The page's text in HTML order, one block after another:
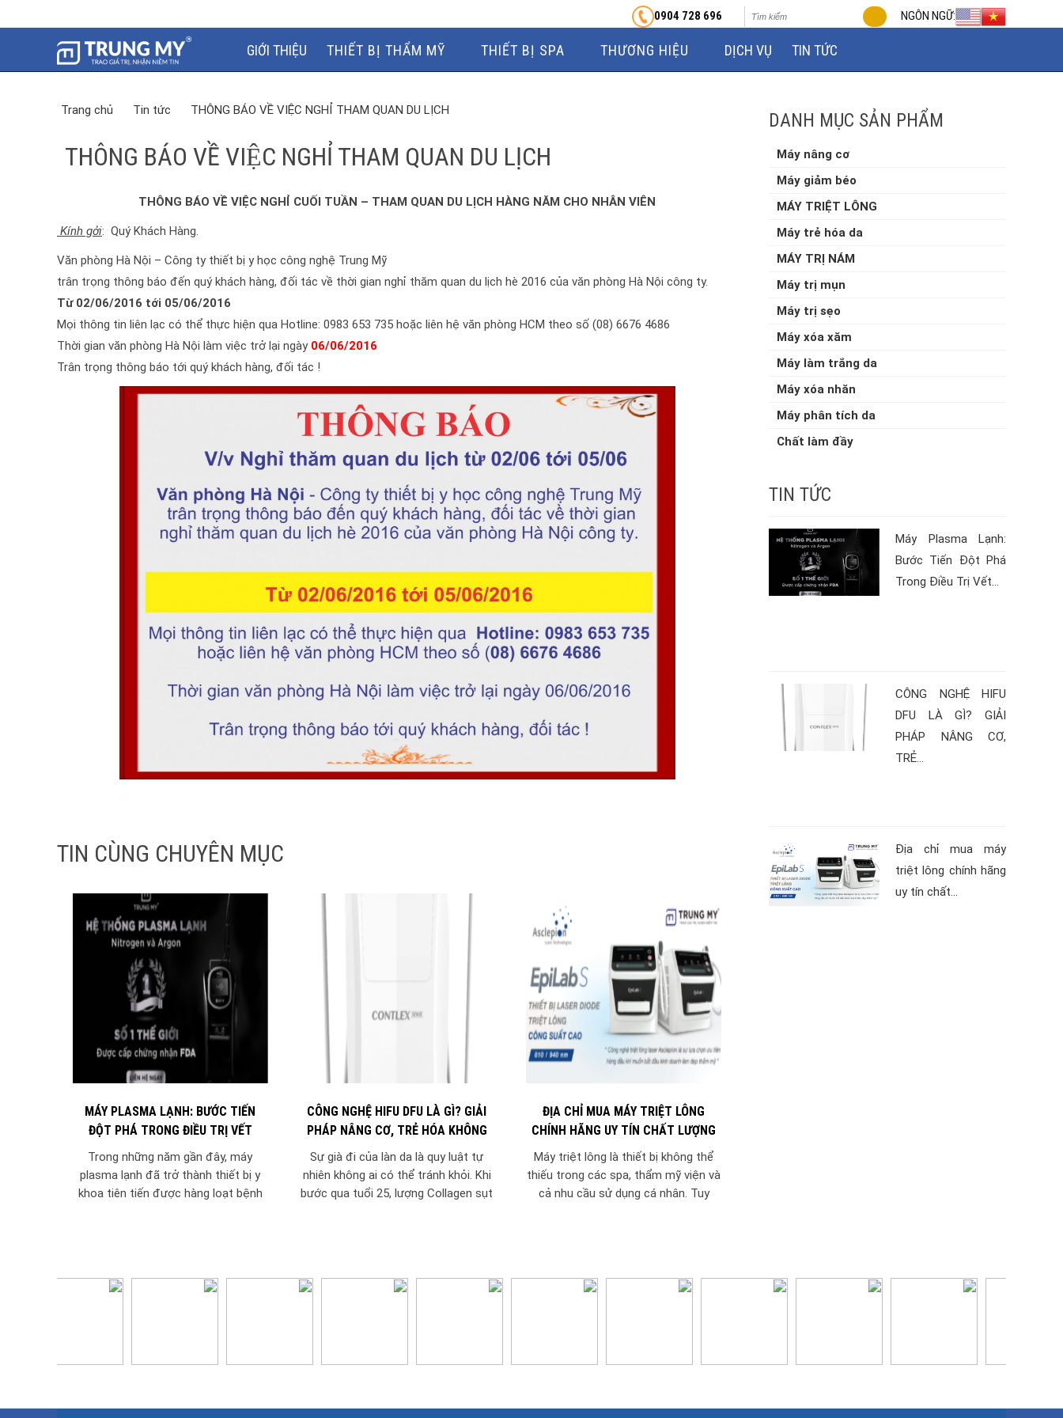
NGÔN NGỮ:
0904 728 696
GIỚI THIỆU THIẾT BỊ THẨM MỸ THIẾT BỊ SPA THƯƠNG HIỆU DỊCH VỤ TIN TỨC
Trang chủ Tin tức THÔNG BÁO VỀ VIỆC NGHỈ THAM QUAN DU LỊCH
THÔNG BÁO VỀ VIỆC NGHỈ THAM QUAN DU LỊCH
THÔNG BÁO VỀ VIỆC NGHỈ CUỐI TUẦN – THAM QUAN DU LỊCH HÀNG NĂM CHO NHÂN VIÊN
Kính gởi: Quý Khách Hàng.
Văn phòng Hà Nội – Công ty thiết bị y học công nghệ Trung Mỹ
trân trọng thông báo đến quý khách hàng, đối tác về thời gian nghỉ thăm quan du lịch hè 2016 của văn phòng Hà Nội công ty.
Từ 02/06/2016 tới 05/06/2016
Mọi thông tin liên lạc có thể thực hiện qua Hotline: 0983 653 735 hoặc liên hệ văn phòng HCM theo số (08) 6676 4686
Thời gian văn phòng Hà Nội làm việc trở lại ngày 06/06/2016
Trân trọng thông báo tới quý khách hàng, đối tác !
TIN CÙNG CHUYÊN MỤC
MÁY PLASMA LẠNH: BƯỚC TIẾN
ĐỘT PHÁ TRONG ĐIỀU TRỊ VẾT
THƯƠNG VÀ THẨM MỸ Y TẾ
Trong những năm gần đây, máy
plasma lạnh đã trở thành thiết bị y
khoa tiên tiến được hàng loạt bệnh
CÔNG NGHỆ HIFU DFU LÀ GÌ? GIẢI
PHÁP NÂNG CƠ, TRẺ HÓA KHÔNG
XÂM LẤN
Sự già đi của làn da là quy luật tự
nhiên không ai có thể tránh khỏi. Khi
bước qua tuổi 25, lượng Collagen sụt
ĐỊA CHỈ MUA MÁY TRIỆT LÔNG
CHÍNH HÃNG UY TÍN CHẤT LƯỢNG
Máy triệt lông là thiết bị không thể
thiếu trong các spa, thẩm mỹ viện và
cả nhu cầu sử dụng cá nhân. Tuy
DANH MỤC SẢN PHẨM
Máy nâng cơ
Máy giảm béo
MÁY TRIỆT LÔNG
Máy trẻ hóa da
MÁY TRỊ NÁM
Máy trị mụn
Máy trị sẹo
Máy xóa xăm
Máy làm trắng da
Máy xóa nhăn
Máy phân tích da
Chất làm đầy
TIN TỨC
Máy Plasma Lạnh:
Bước Tiến Đột Phá
Trong Điều Trị Vết...
CÔNG NGHỆ HIFU
DFU LÀ GÌ? GIẢI
PHÁP NÂNG CƠ,
TRẺ...
Địa chỉ mua máy
triệt lông chính hãng
uy tín chất...